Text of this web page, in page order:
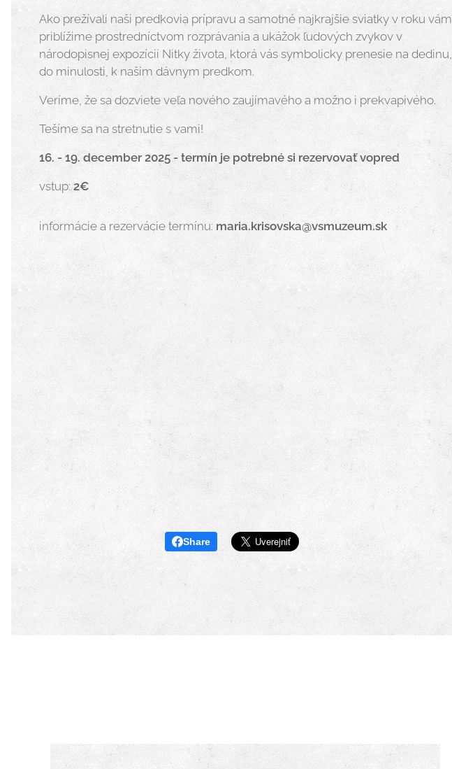
Ako prežívali naši predkovia prípravu a samotné najkrajšie sviatky v roku vám
priblížime prostredníctvom rozprávania a ukážok ľudových zvykov v
národopisnej expozícii Nitky života, ktorá vás symbolicky prenesie na dedinu,
do minulosti, k našim dávnym predkom.
Veríme, že sa dozviete veľa nového zaujímavého a možno i prekvapivého.
Tešíme sa na stretnutie s vami!
16. - 19. december 2025 - termín je potrebné si rezervovať vopred
vstup:2€
informácie a rezervácie termínu: maria.krisovska@vsmuzeum.sk
Share